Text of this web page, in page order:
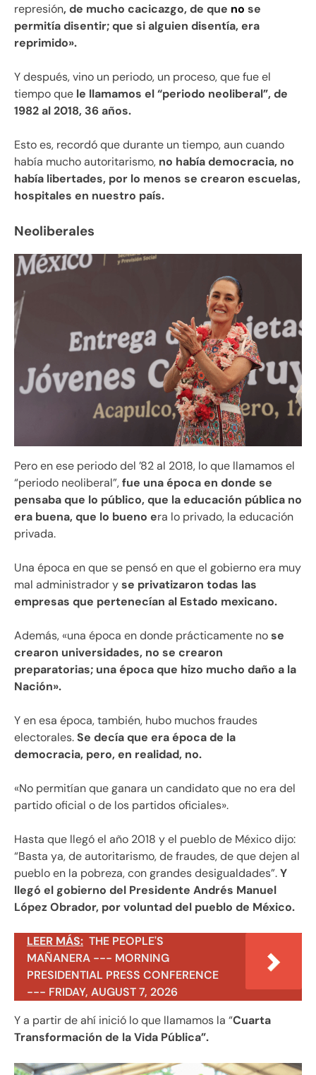
represión, de mucho cacicazgo, de que no se
permitía disentir; que si alguien disentía, era
reprimido».
Y después, vino un periodo, un proceso, que fue el
tiempo que le llamamos el “periodo neoliberal”, de
1982 al 2018, 36 años.
Esto es, recordó que durante un tiempo, aun cuando
había mucho autoritarismo, no había democracia, no
había libertades, por lo menos se crearon escuelas,
hospitales en nuestro país.
Neoliberales
Pero en ese periodo del ’82 al 2018, lo que llamamos el
“periodo neoliberal”,fue una época en donde se
pensaba que lo público, que la educación pública no
era buena, que lo bueno era lo privado, la educación
privada.
Una época en que se pensó en que el gobierno era muy
mal administrador yse privatizaron todas las
empresas que pertenecían al Estado mexicano.
Además, «una época en donde prácticamente nose
crearon universidades, no se crearon
preparatorias; una época que hizo mucho daño a la
Nación».
Y en esa época, también, hubo muchos fraudes
electorales.Se decía que era época de la
democracia, pero, en realidad, no.
«No permitían que ganara un candidato que no era del
partido oficial o de los partidos oficiales».
Hasta que llegó el año 2018 y el pueblo de México dijo:
“Basta ya, de autoritarismo, de fraudes, de que dejen al
pueblo en la pobreza, con grandes desigualdades”.Y
llegó el gobierno del Presidente Andrés Manuel
López Obrador, por voluntad del pueblo de México.
LEER MÁS: THE PEOPLE'S
MAÑANERA --- MORNING
PRESIDENTIAL PRESS CONFERENCE
--- FRIDAY, AUGUST 7, 2026
Y a partir de ahí inició lo que llamamos la “Cuarta
Transformación de la Vida Pública”.